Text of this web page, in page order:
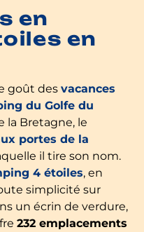
en
en
goût des vacances
du Golfe du
la Bretagne, le
portes de la
il tire son nom.
4 étoiles, en
simplicité sur
un écrin de verdure,
232 emplacements